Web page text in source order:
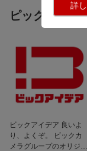
詳
ピックアップ
ビックアイデア 良いよ
り、よくぞ。 ビックカ
メラグループのオリジナ